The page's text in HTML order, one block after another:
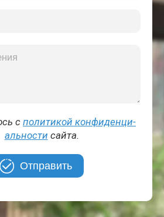
сполитикой кон­фи­ден­ци­
аль­но­сти сайта.
Отправить